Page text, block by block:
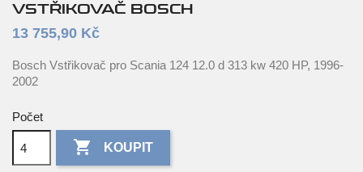
VSTŘIKOVAČ BOSCH
13 755,90 Kč
Bosch Vstřikovač pro Scania 124 12.0 d 313 kw 420 HP, 1996-
2002
Počet
 KOUPIT